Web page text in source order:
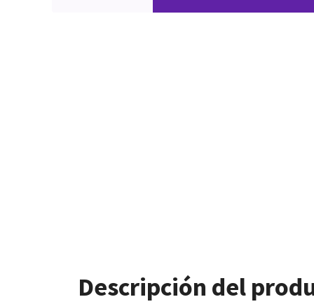
Descripción del